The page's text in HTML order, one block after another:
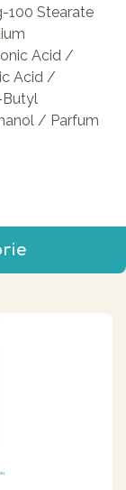
100 Stearate
Acid /
Acid /
Butyl
/ Parfum